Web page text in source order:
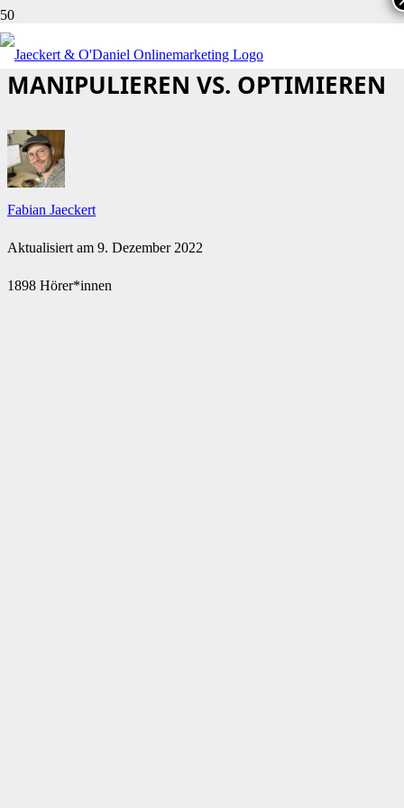
KLICKRATE (CTR) IN SEO:
MANIPULIEREN VS. OPTIMIEREN
Fabian Jaeckert
Aktualisiert am 9. Dezember 2022
1898 Hörer*innen